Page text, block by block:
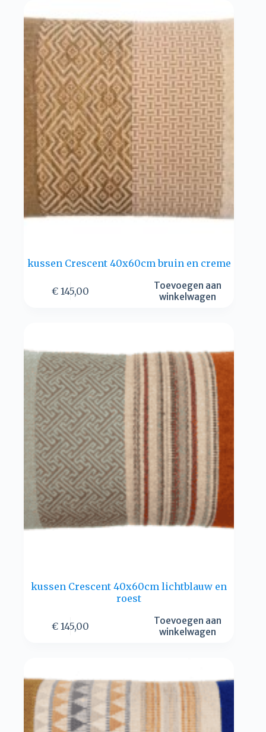
kussen Crescent 40x60cm bruin en creme
€ 145,00
Toevoegen aan
winkelwagen
kussen Crescent 40x60cm lichtblauw en
roest
€ 145,00
Toevoegen aan
winkelwagen